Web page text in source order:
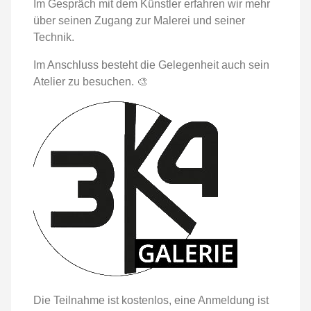
Im Gespräch mit dem Künstler erfahren wir mehr
über seinen Zugang zur Malerei und seiner
Technik.
Im Anschluss besteht die Gelegenheit auch sein
Atelier zu besuchen. 🎨
Die Teilnahme ist kostenlos, eine Anmeldung ist